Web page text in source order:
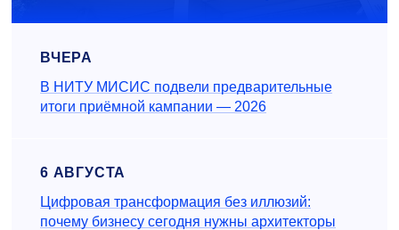
ВЧЕРА
В НИТУ МИСИС подвели предварительные
итоги приёмной кампании — 2026
6 АВГУСТА
Цифровая трансформация без иллюзий:
почему бизнесу сегодня нужны архитекторы